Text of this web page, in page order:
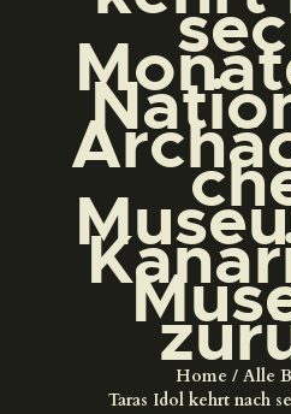
Home
Alle
Taras Idol kehrt nach
DIGITALE
DEUTSCH
DAS MUSEUM
DIGITALE